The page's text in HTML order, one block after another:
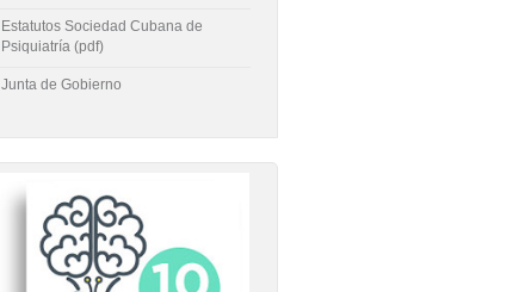
Estatutos Sociedad Cubana de
Psiquiatría (pdf)
Junta de Gobierno